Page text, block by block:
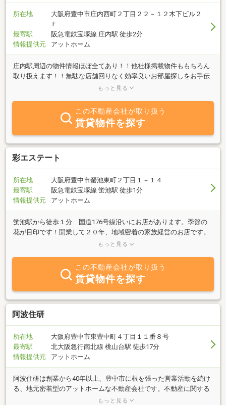
所在地
大阪府豊中市庄内西町２丁目２２－１２木下ビル２
Ｆ
最寄駅
阪急電鉄宝塚線 庄内駅 徒歩2分
情報提供元
アットホーム
庄内駅周辺の物件情報ほぼ全てあり！！他社様掲載物件ももちろん
取り扱えます！！無駄な店舗回りなく効率良いお部屋探しをお手伝
いします！当店は阪急宝塚線沿線の庄内駅・服部駅周辺はもとよ
の物件を取り揃え、最新の情報を元にお客様のあらゆるニーズにお
応え致しますので、どんな事でも構いません遠慮なく何なりとご相
談下さいませ。お客様との出合いを大切に、まごころをこめてお部
屋探しのお手伝いをさせて頂きます。
もっと見る
この不動産会社が取り扱う
賃貸物件を探す
彩エステート
所在地
大阪府豊中市螢池東町２丁目１－１４
最寄駅
阪急電鉄宝塚線 蛍池駅 徒歩1分
情報提供元
アットホーム
蛍池駅から徒歩１分 国道176号線沿いにお店があります。季節の
花が目印です！開業して２０年、地域密着の家族経営のお店です。
豊中市の不動産売買・賃貸マンション・アパート・駐車場等、お客
もっと見る
この不動産会社が取り扱う
賃貸物件を探す
阿波住研
所在地
大阪府豊中市東豊中町４丁目１１番８号
最寄駅
北大阪急行南北線 桃山台駅 徒歩17分
情報提供元
アットホーム
阿波住研は創業から40年以上、豊中市に根を張った営業活動を続け
る、地元密着型のアットホームな不動産会社です。不動産に関する
困りごとなら、当社に何でもご相談ください。親切・丁寧、正直査
もっと見る